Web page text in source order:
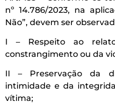
nº 14.786/2023, na
Não”, devem ser
I – Respeito ao
constrangimento ou da
II – Preservação da
intimidade e da
vítima;